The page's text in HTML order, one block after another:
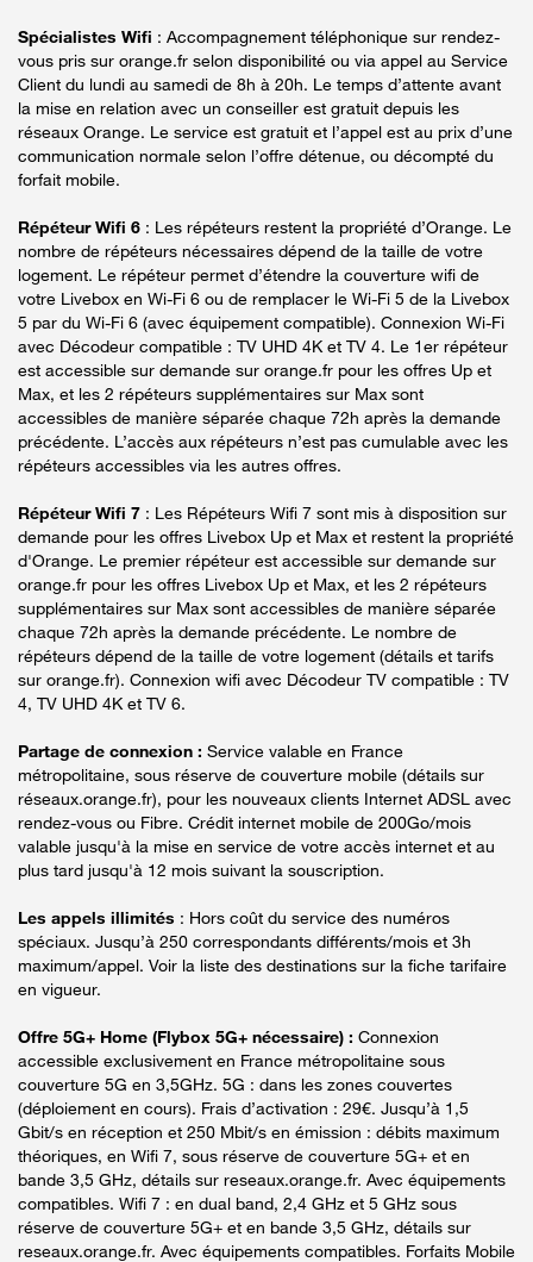
Spécialistes Wifi : Accompagnement téléphonique sur rendez-
vous pris sur orange.fr selon disponibilité ou via appel au Service
Client du lundi au samedi de 8h à 20h. Le temps d’attente avant
la mise en relation avec un conseiller est gratuit depuis les
réseaux Orange. Le service est gratuit et l’appel est au prix d’une
communication normale selon l’offre détenue, ou décompté du
forfait mobile.
Répéteur Wifi 6 : Les répéteurs restent la propriété d’Orange. Le
nombre de répéteurs nécessaires dépend de la taille de votre
logement. Le répéteur permet d’étendre la couverture wifi de
votre Livebox en Wi-Fi 6 ou de remplacer le Wi-Fi 5 de la Livebox
5 par du Wi-Fi 6 (avec équipement compatible). Connexion Wi-Fi
avec Décodeur compatible : TV UHD 4K et TV 4. Le 1er répéteur
est accessible sur demande sur orange.fr pour les offres Up et
Max, et les 2 répéteurs supplémentaires sur Max sont
accessibles de manière séparée chaque 72h après la demande
précédente. L’accès aux répéteurs n’est pas cumulable avec les
répéteurs accessibles via les autres offres.
Répéteur Wifi 7 : Les Répéteurs Wifi 7 sont mis à disposition sur
demande pour les offres Livebox Up et Max et restent la propriété
d'Orange. Le premier répéteur est accessible sur demande sur
orange.fr pour les offres Livebox Up et Max, et les 2 répéteurs
supplémentaires sur Max sont accessibles de manière séparée
chaque 72h après la demande précédente. Le nombre de
répéteurs dépend de la taille de votre logement (détails et tarifs
sur orange.fr). Connexion wifi avec Décodeur TV compatible : TV
4, TV UHD 4K et TV 6.
Partage de connexion : Service valable en France
métropolitaine, sous réserve de couverture mobile (détails sur
réseaux.orange.fr), pour les nouveaux clients Internet ADSL avec
rendez-vous ou Fibre. Crédit internet mobile de 200Go/mois
valable jusqu'à la mise en service de votre accès internet et au
plus tard jusqu'à 12 mois suivant la souscription.
Les appels illimités : Hors coût du service des numéros
spéciaux. Jusqu’à 250 correspondants différents/mois et 3h
maximum/appel. Voir la liste des destinations sur la fiche tarifaire
en vigueur.
Offre 5G+ Home (Flybox 5G+ nécessaire) : Connexion
accessible exclusivement en France métropolitaine sous
couverture 5G en 3,5GHz. 5G : dans les zones couvertes
(déploiement en cours). Frais d’activation : 29€. Jusqu’à 1,5
Gbit/s en réception et 250 Mbit/s en émission : débits maximum
théoriques, en Wifi 7, sous réserve de couverture 5G+ et en
bande 3,5 GHz, détails sur reseaux.orange.fr. Avec équipements
compatibles. Wifi 7 : en dual band, 2,4 GHz et 5 GHz sous
réserve de couverture 5G+ et en bande 3,5 GHz, détails sur
reseaux.orange.fr. Avec équipements compatibles. Forfaits Mobile